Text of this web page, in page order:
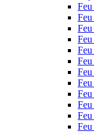
Feu
Feu
Feu
Feu